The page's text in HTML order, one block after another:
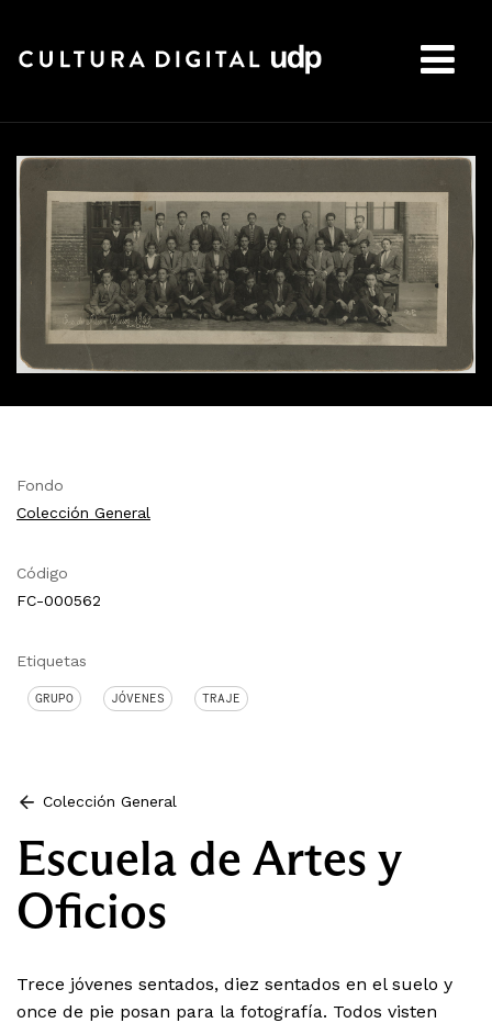
Fondo
Colección General
Código
FC-000562
Etiquetas
GRUPO JÓVENES TRAJE
Colección General
Escuela de Artes y
Oficios
Trece jóvenes sentados, diez sentados en el suelo y
once de pie posan para la fotografía. Todos visten